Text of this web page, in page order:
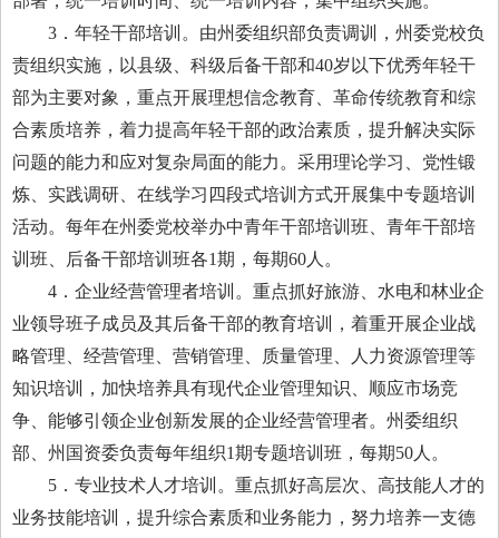
3．年轻干部培训。由州委组织部负责调训，州委党校负
责组织实施，以县级、科级后备干部和40岁以下优秀年轻干
部为主要对象，重点开展理想信念教育、革命传统教育和综
合素质培养，着力提高年轻干部的政治素质，提升解决实际
问题的能力和应对复杂局面的能力。采用理论学习、党性锻
炼、实践调研、在线学习四段式培训方式开展集中专题培训
活动。每年在州委党校举办中青年干部培训班、青年干部培
训班、后备干部培训班各1期，每期60人。
4．企业经营管理者培训。重点抓好旅游、水电和林业企
业领导班子成员及其后备干部的教育培训，着重开展企业战
略管理、经营管理、营销管理、质量管理、人力资源管理等
知识培训，加快培养具有现代企业管理知识、顺应市场竞
争、能够引领企业创新发展的企业经营管理者。州委组织
部、州国资委负责每年组织1期专题培训班，每期50人。
5．专业技术人才培训。重点抓好高层次、高技能人才的
业务技能培训，提升综合素质和业务能力，努力培养一支德